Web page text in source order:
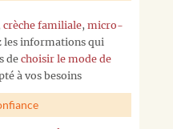
crèche familiale, micro-
les informations qui
dechoisir le mode de
à vos besoins